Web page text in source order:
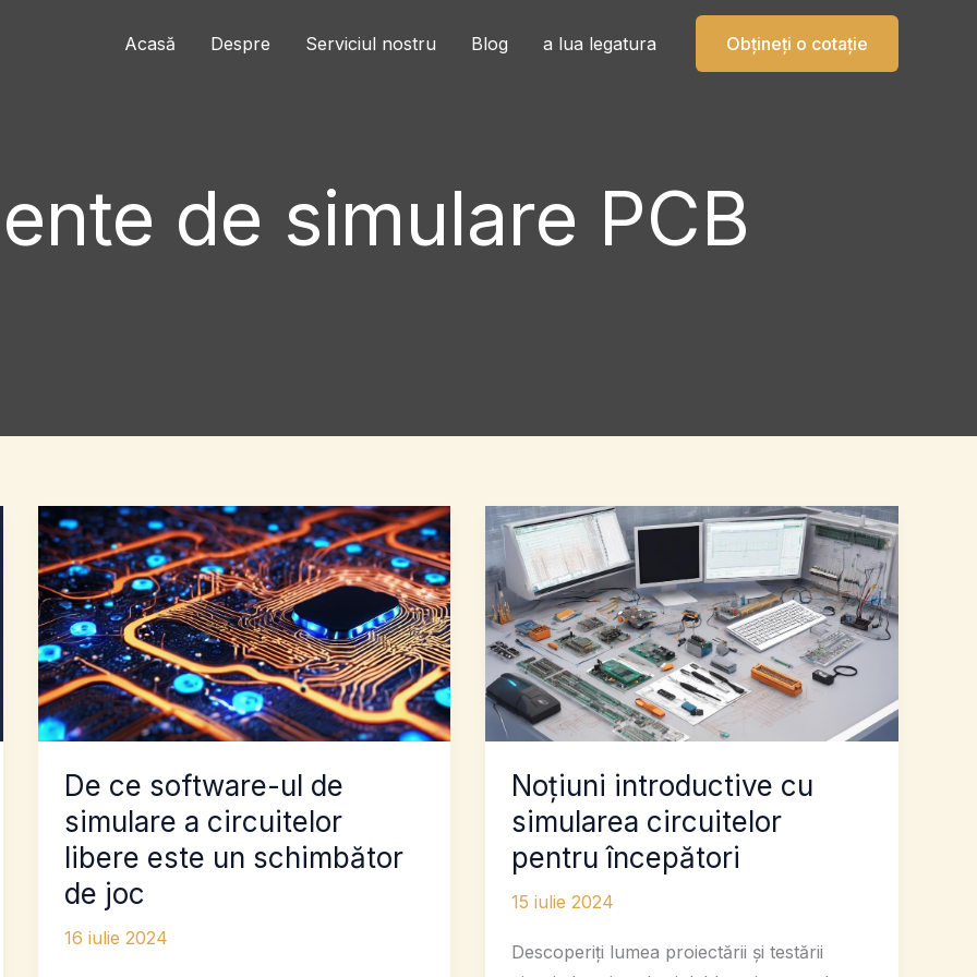
Acasă Despre Serviciul nostru Blog a lua legatura Obțineți o cotație
de simulare PCB
De ce software-ul de
simulare a circuitelor
libere este un schimbător
de joc
16 iulie 2024
Noțiuni introductive cu
simularea circuitelor
pentru începători
15 iulie 2024
Descoperiți lumea proiectării și testării